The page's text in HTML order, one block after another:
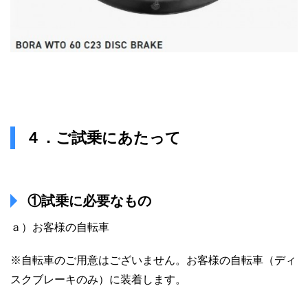
４．ご試乗にあたって
①試乗に必要なもの
ａ）お客様の自転車
※自転車のご用意はございません。お客様の自転車（ディ
スクブレーキのみ）に装着します。